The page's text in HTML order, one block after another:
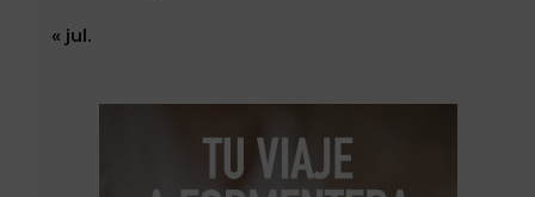
« jul.